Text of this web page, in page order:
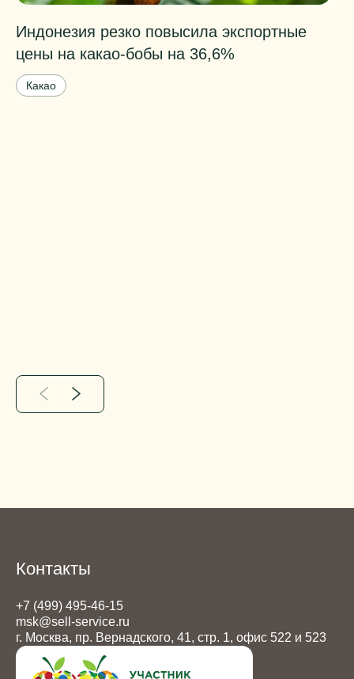
Индонезия резко повысила экспортные
цены на какао-бобы на 36,6%
Какао
Контакты
+7 (499) 495-46-15
msk@sell-service.ru
г. Москва, пр. Вернадского, 41, стр. 1, офис 522 и 523